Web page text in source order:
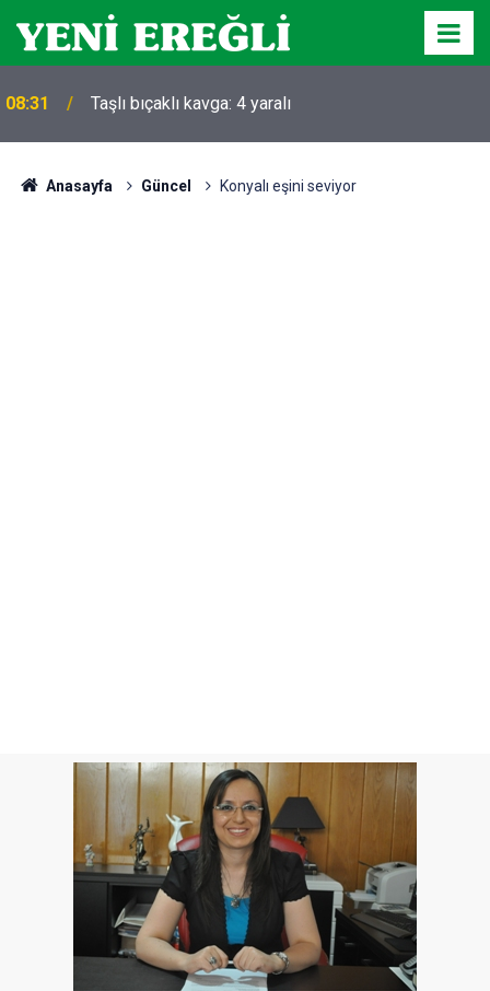
08:31 Taşlı bıçaklı kavga: 4 yaralı
Anasayfa Güncel Konyalı eşini seviyor